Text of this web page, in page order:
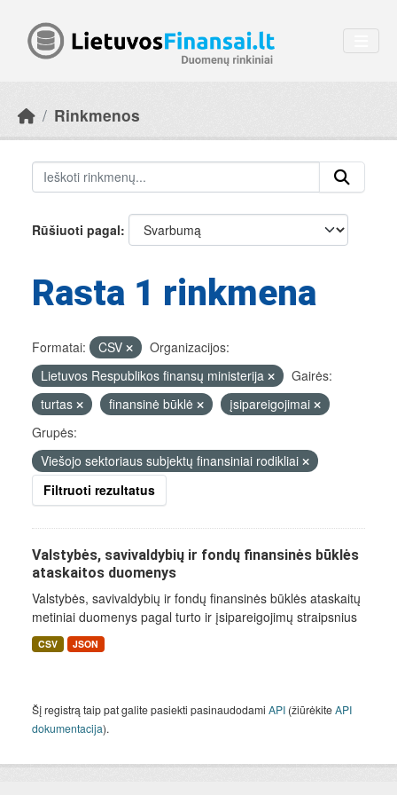
Rinkmenos
Rūšiuoti pagal
Rasta 1 rinkmena
Formatai: CSV
Organizacijos:
Lietuvos Respublikos finansų ministerija
Gairės:
turtas
finansinė būklė
įsipareigojimai
Grupės:
Viešojo sektoriaus subjektų finansiniai rodikliai
Filtruoti rezultatus
Valstybės, savivaldybių ir fondų finansinės būklės
ataskaitos duomenys
Valstybės, savivaldybių ir fondų finansinės būklės ataskaitų
metiniai duomenys pagal turto ir įsipareigojimų straipsnius
CSV JSON
Šį registrą taip pat galite pasiekti pasinaudodami API (žiūrėkiteAPI
dokumentacija).